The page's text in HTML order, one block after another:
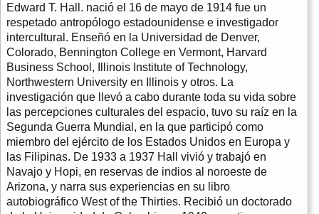
Edward T. Hall. nació el 16 de mayo de 1914 fue un
respetado antropólogo estadounidense e investigador
intercultural. Enseñó en la Universidad de Denver,
Colorado, Bennington College en Vermont, Harvard
Business School, Illinois Institute of Technology,
Northwestern University en Illinois y otros. La
investigación que llevó a cabo durante toda su vida sobre
las percepciones culturales del espacio, tuvo su raíz en la
Segunda Guerra Mundial, en la que participó como
miembro del ejército de los Estados Unidos en Europa y
las Filipinas. De 1933 a 1937 Hall vivió y trabajó en
Navajo y Hopi, en reservas de indios al noroeste de
Arizona, y narra sus experiencias en su libro
autobiográfico West of the Thirties. Recibió un doctorado